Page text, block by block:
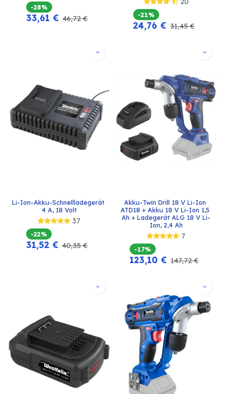
-28%
33,61 € 46,72€ -21%
24,76 € 31,45€
Li-Ion-Akku-Schnellladegerät
4 A, 18 Volt
37
-22%
31,52 € 40,35€
Akku-Twin Drill 18 V Li-Ion
ATD18 + Akku 18 V Li-Ion 1,5
Ah + Ladegerät ALG 18 V Li-
Ion, 2,4 Ah
7
-17%
123,10 € 147,72€